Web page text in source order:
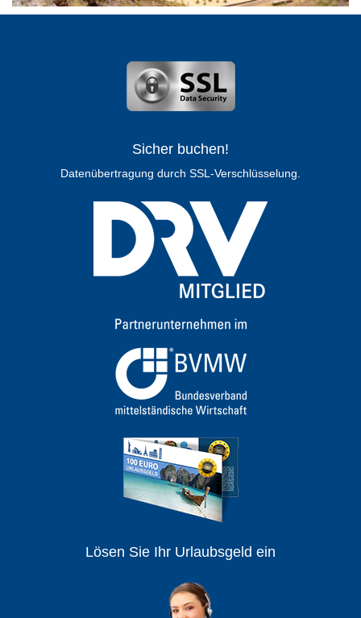
Sicher buchen!
Datenübertragung durch SSL-Verschlüsselung.
Lösen Sie Ihr Urlaubsgeld ein